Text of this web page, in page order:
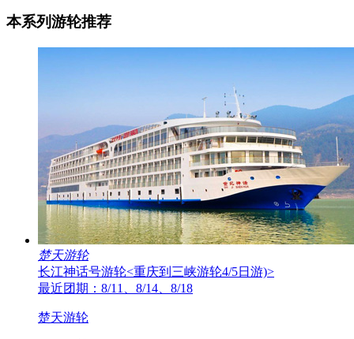
本系列游轮推荐
楚天游轮
长江神话号游轮<重庆到三峡游轮4/5日游)>
最近团期：8/11、8/14、8/18
楚天游轮